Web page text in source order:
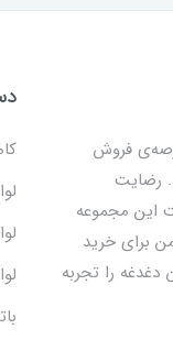
از سال 97 در عرصه‌ی فروش
رضایت
این مجموعه
برای خرید
را تجربه